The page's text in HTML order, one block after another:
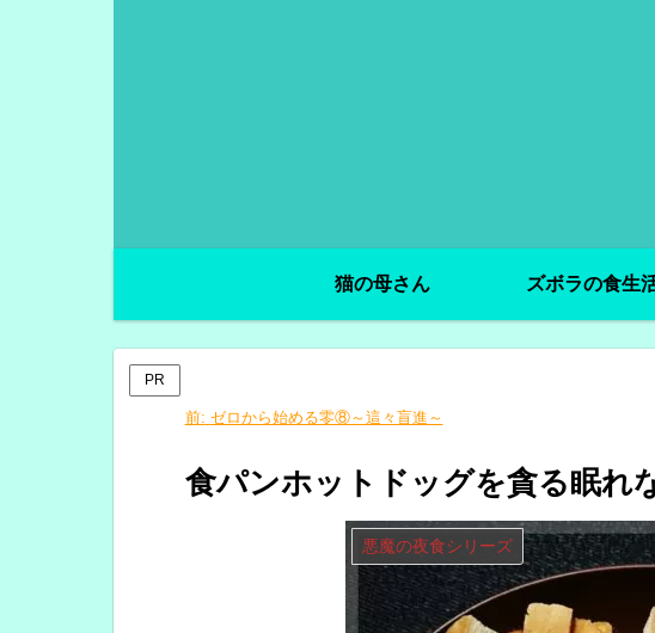
猫の母さん ズボラの食生
PR
前: ゼロから始める零⑧～這々盲進～
食パンホットドッグを貪る眠れ
悪魔の夜食シリーズ